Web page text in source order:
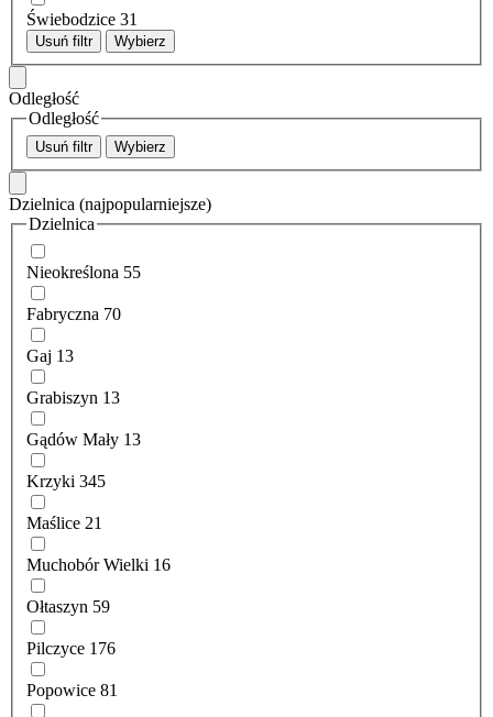
Świebodzice 31
Usuń filtr Wybierz
Odległość
Odległość
Usuń filtr Wybierz
Dzielnica (najpopularniejsze)
Dzielnica
Nieokreślona 55
Fabryczna 70
Gaj 13
Grabiszyn 13
Gądów Mały 13
Krzyki 345
Maślice 21
Muchobór Wielki 16
Ołtaszyn 59
Pilczyce 176
Popowice 81